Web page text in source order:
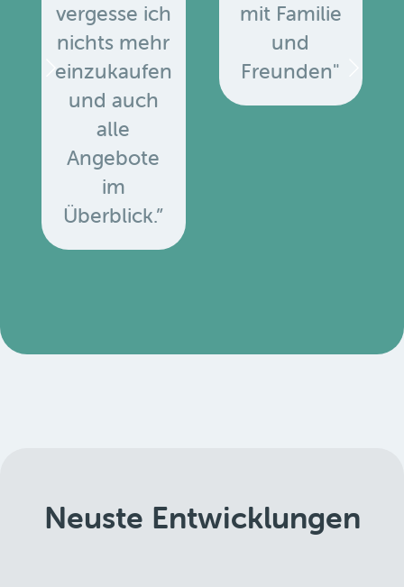
vergesse ich
nichts mehr
einzukaufen
und auch
alle
Angebote
im
Überblick.”
mit Familie
und
Freunden"
Neuste Entwicklungen